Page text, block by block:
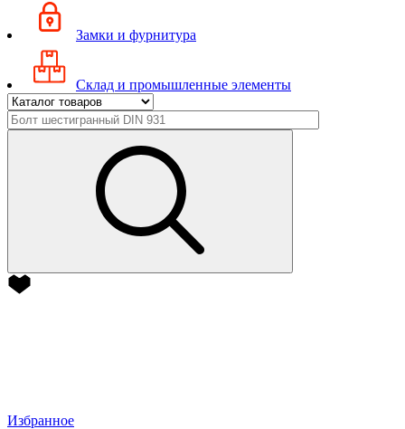
Замки и фурнитура
Склад и промышленные элементы
Избранное